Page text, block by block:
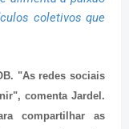
coletivos que
"As redes sociais
comenta Jardel.
compartilhar as